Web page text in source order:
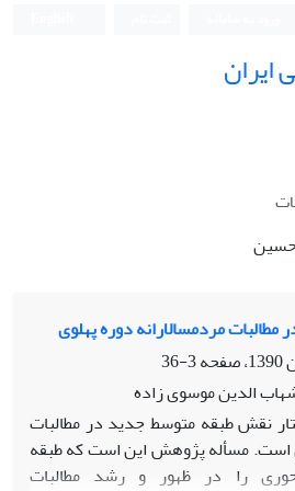
ایران
مردمسالارانه دوره پهلوى
3-36
الدین موسوى زاده
نقش طبقه متوسط جدید در مطالبات
است. مسأله پژوهش این است که طبقه
را در ظهور و رشد مطالبات